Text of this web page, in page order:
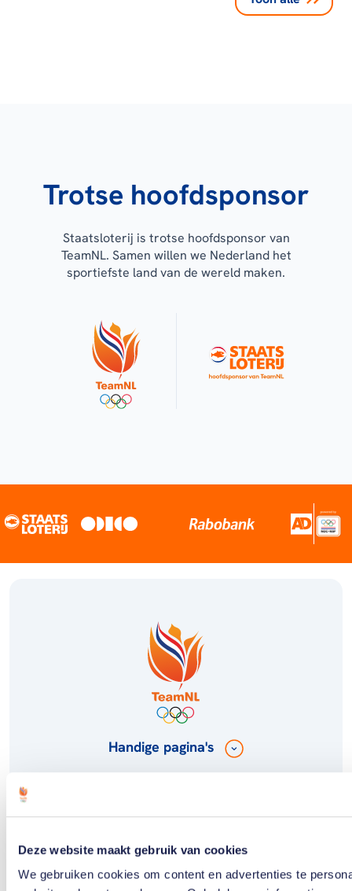
Deze website maakt gebruik van cookies
We gebruiken cookies om content en advertenties te
Trotse hoofdsponsor
Staatsloterij is trotse hoofdsponsor van
TeamNL. Samen willen we Nederland het
sportiefste land van de wereld maken.
Handige pagina's
Volg TeamNL